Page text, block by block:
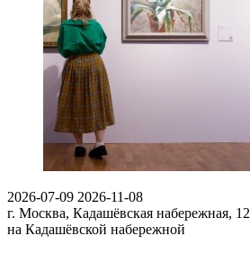
2026-07-09 2026-11-08
г. Москва, Кадашёвская набережная, 12
на Кадашёвской набережной